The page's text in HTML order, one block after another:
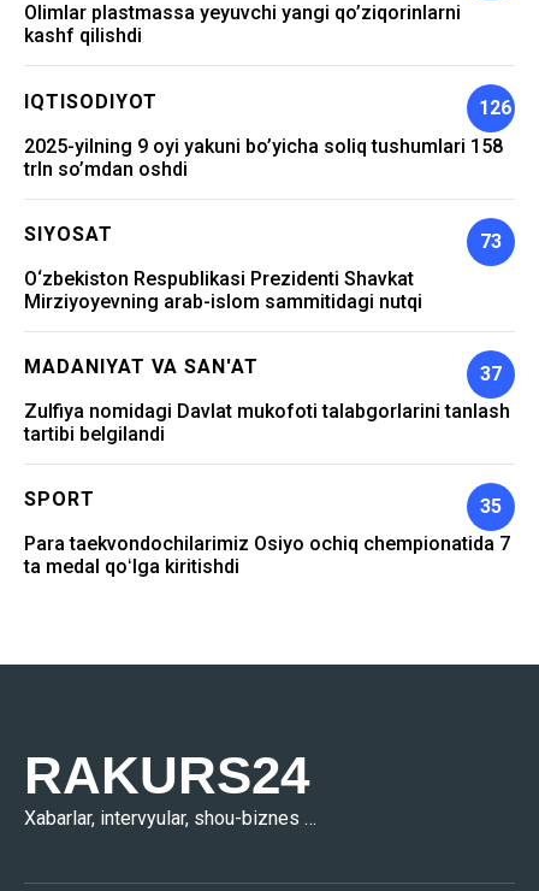
Olimlar plastmassa yeyuvchi yangi qo’ziqorinlarni
kashf qilishdi
IQTISODIYOT
126
2025-yilning 9 oyi yakuni bo’yicha soliq tushumlari 158
trln so’mdan oshdi
SIYOSAT
73
O‘zbekiston Respublikasi Prezidenti Shavkat
Mirziyoyevning arab-islom sammitidagi nutqi
MADANIYAT VA SAN'AT
37
Zulfiya nomidagi Davlat mukofoti talabgorlarini tanlash
tartibi belgilandi
SPORT
35
Para taekvondochilarimiz Osiyo ochiq chempionatida 7
ta medal qoʻlga kiritishdi
RAKURS24
Xabarlar, intervyular, shou-biznes …